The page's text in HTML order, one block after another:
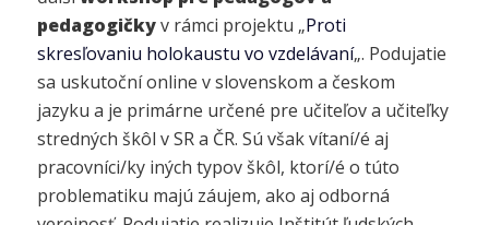
pedagogičkyv rámci projektu „Proti
skresľovaniu holokaustu vo vzdelávaní„. Podujatie
sa uskutoční online v slovenskom a českom
jazyku a je primárne určené pre učiteľov a učiteľky
stredných škôl v SR a ČR. Sú však vítaní/é aj
pracovníci/ky iných typov škôl, ktorí/é o túto
problematiku majú záujem, ako aj odborná